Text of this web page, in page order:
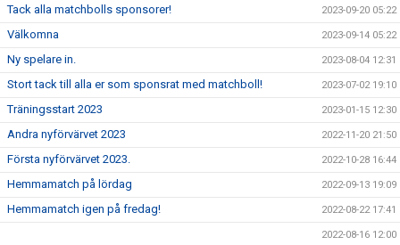
Tack alla matchbolls sponsorer! 2023-09-20 05:22
Välkomna 2023-09-14 05:22
Ny spelare in. 2023-08-04 12:31
Stort tack till alla er som sponsrat med matchboll! 2023-07-02 19:10
Träningsstart 2023 2023-01-15 12:30
Andra nyförvärvet 2023 2022-11-20 21:50
Första nyförvärvet 2023. 2022-10-28 16:44
Hemmamatch på lördag 2022-09-13 19:09
Hemmamatch igen på fredag! 2022-08-22 17:41
2022-08-16 12:00